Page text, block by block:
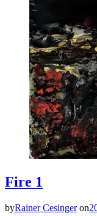
Fire 1
byRainer Cesinger on